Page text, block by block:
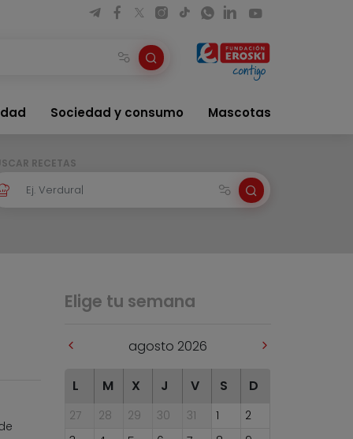
Sociedad y consumo Mascotas
RECETAS
Elige tu semana
agosto 2026
L M X J V S D
27 28 29 30 31 1
2